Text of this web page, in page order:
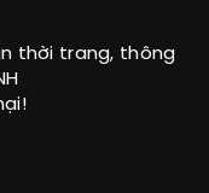
thời trang, thông